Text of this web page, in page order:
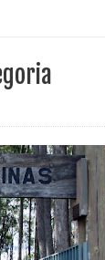
oferece 806
dos
de
de
e cobrança